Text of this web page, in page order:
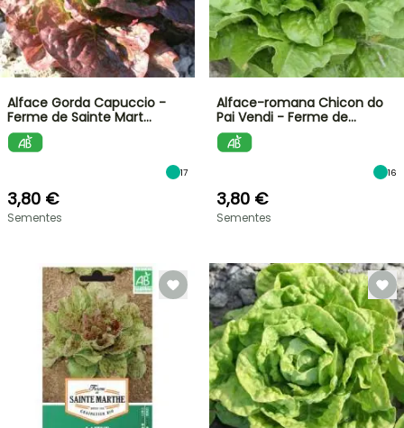
Alface Gorda Capuccio -
Ferme de Sainte Mart…
17
3,80 €
Sementes
Alface-romana Chicon do
Pai Vendi - Ferme de…
16
3,80 €
Sementes